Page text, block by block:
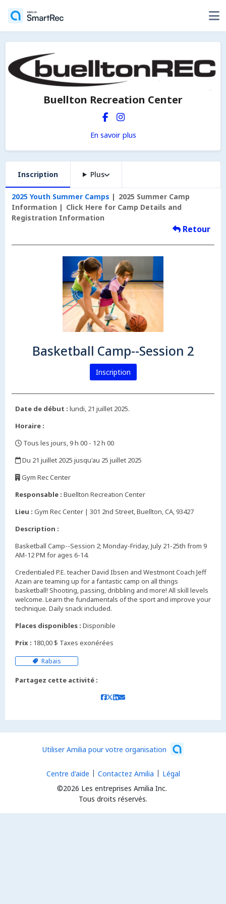
Buellton Recreation Center
En savoir plus
Inscription Plus
2025 Youth Summer Camps
2025 Summer Camp
Information
Click Here for Camp Details and
Registration Information
Retour
Basketball Camp--Session 2
Inscription
Date de début : lundi, 21 juillet 2025.
Horaire :
Tous les jours, 9 h 00 - 12 h 00
Du 21 juillet 2025 jusqu'au 25 juillet 2025
Gym Rec Center
Responsable : Buellton Recreation Center
Lieu : Gym Rec Center | 301 2nd Street, Buellton, CA, 93427
Description :
Basketball Camp--Session 2; Monday-Friday, July 21-25th from 9
AM-12 PM for ages 6-14.
Credentialed P.E. teacher David Ibsen and Westmont Coach Jeff
Azain are teaming up for a fantastic camp on all things
basketball! Shooting, passing, dribbling and more! All skill levels
welcome. Learn the fundamentals of the sport and improve your
technique. Daily snack included.
Places disponibles : Disponible
Prix : 180,00 $ Taxes exonérées
Rabais
Partagez cette activité :
Utiliser Amilia pour votre organisation
©2026 Les entreprises Amilia Inc.
Tous droits réservés.
Centre d'aide Contactez Amilia Légal